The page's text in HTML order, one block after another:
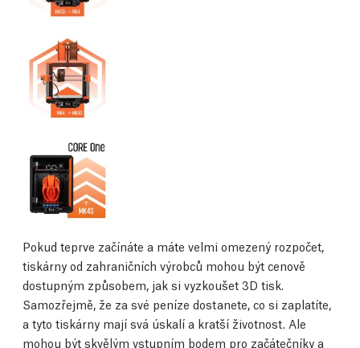
Pokud teprve začínáte a máte velmi omezený rozpočet,
tiskárny od zahraničních výrobců mohou být cenově
dostupným způsobem, jak si vyzkoušet 3D tisk.
Samozřejmě, že za své peníze dostanete, co si zaplatíte,
a tyto tiskárny mají svá úskalí a kratší životnost. Ale
mohou být skvělým vstupním bodem pro začátečníky a